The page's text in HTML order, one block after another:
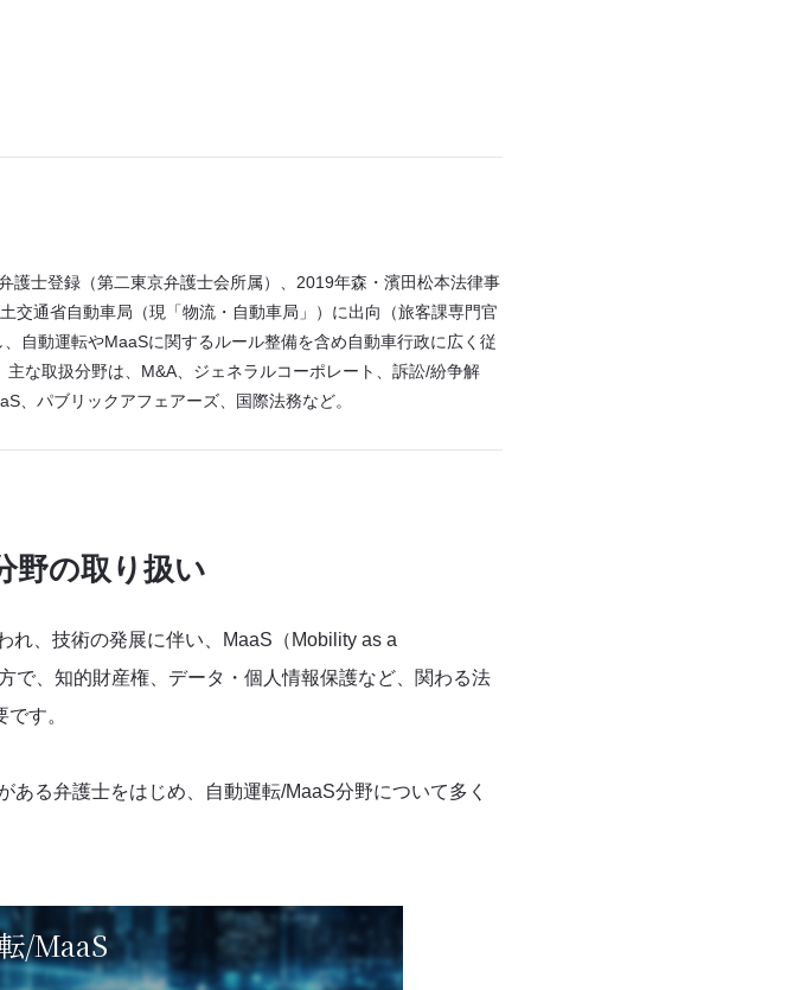
護士登録（第二東京弁護士会所属）、2019年森・濱田松本法律事
交通省自動車局（現「物流・自動車局」）に出向（旅客課専門官
、自動運転やMaaSに関するルール整備を含め自動車行政に広く従
な取扱分野は、M&A、ジェネラルコーポレート、訴訟/紛争解
、パブリックアフェアーズ、国際法務など。
野の取り扱い
れ、技術の発展に伴い、MaaS（Mobility as a
で、知的財産権、データ・個人情報保護など、関わる法
す。
る弁護士をはじめ、自動運転/MaaS分野について多く
/MaaS